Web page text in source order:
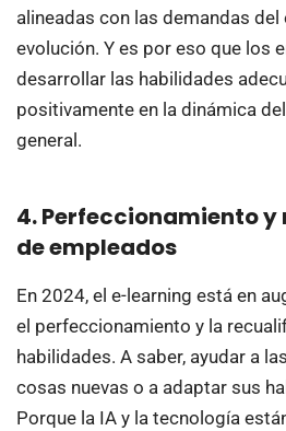
alineadas con las demandas
evolución. Y es por eso que los
desarrollar las habilidades
positivamente en la dinámica
general.
4. Perfeccionamiento
de empleados
En 2024, el e-learning está en
el perfeccionamiento y la
habilidades. A saber, ayudar a
cosas nuevas o a adaptar sus
Porque la IA y la tecnología